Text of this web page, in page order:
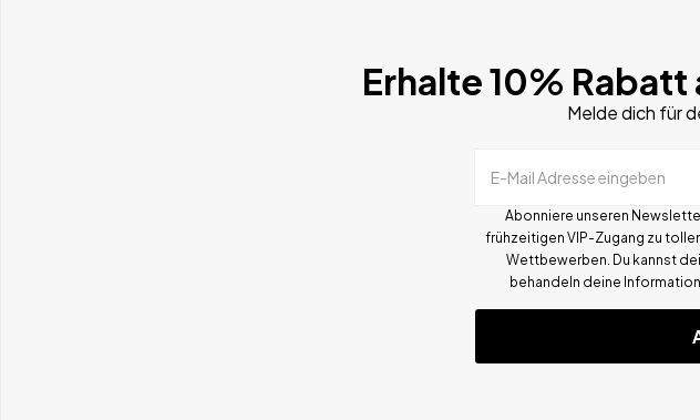
Erhalte 10%
Melde dich für
E-Mail Adresse eingeben
Abonniere unseren
frühzeitigen VIP-Zugang zu
Wettbewerben. Du kannst
behandeln deine